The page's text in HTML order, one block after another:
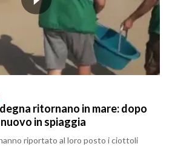
ritornano in mare: dopo
in spiaggia
riportato al loro posto i ciottoli